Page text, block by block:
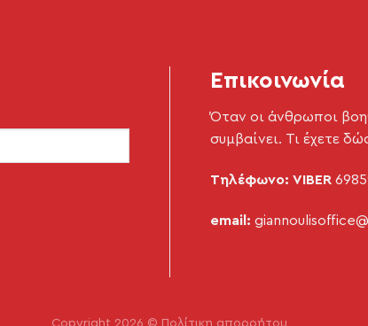
Επικοινωνία
Όταν οι άνθρωποι
συμβαίνει. Τι έχετε
Τηλέφωνο: VIBER
email:
Copyright 2026 © Πολίτικη απορρήτου